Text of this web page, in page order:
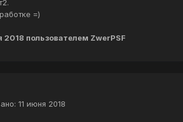
=)
2018 пользователем ZwerPSF
11 июня 2018